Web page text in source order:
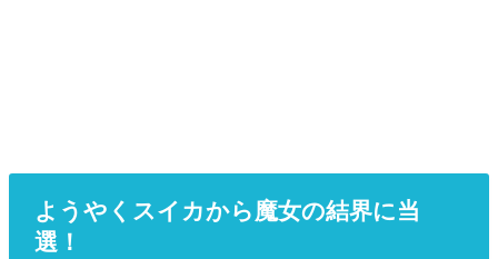
ようやくスイカから魔女の結界に当
選！